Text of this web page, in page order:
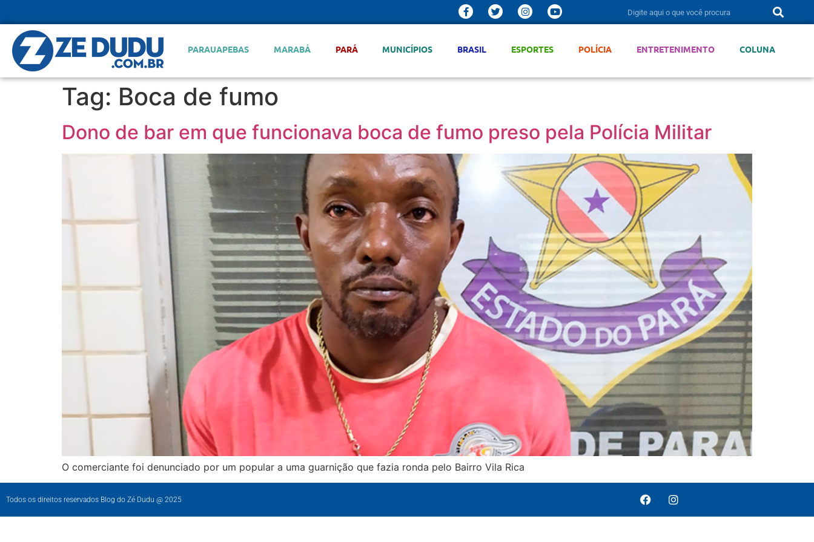
PARAUAPEBAS MARABÁ PARÁ MUNICÍPIOS BRASIL ESPORTES POLÍCIA ENTRETENIMENTO COLUNA
Tag: Boca de fumo
Dono de bar em que funcionava boca de fumo preso pela Polícia Militar
O comerciante foi denunciado por um popular a uma guarnição que fazia ronda pelo Bairro Vila Rica
Todos os direitos reservados Blog do Zé Dudu @ 2025